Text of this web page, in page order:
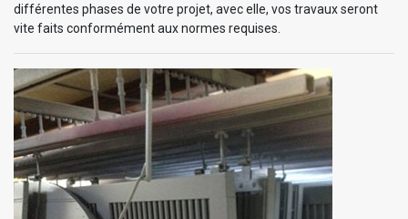
différentes phases de votre projet, avec elle, vos travaux seront
vite faits conformément aux normes requises.